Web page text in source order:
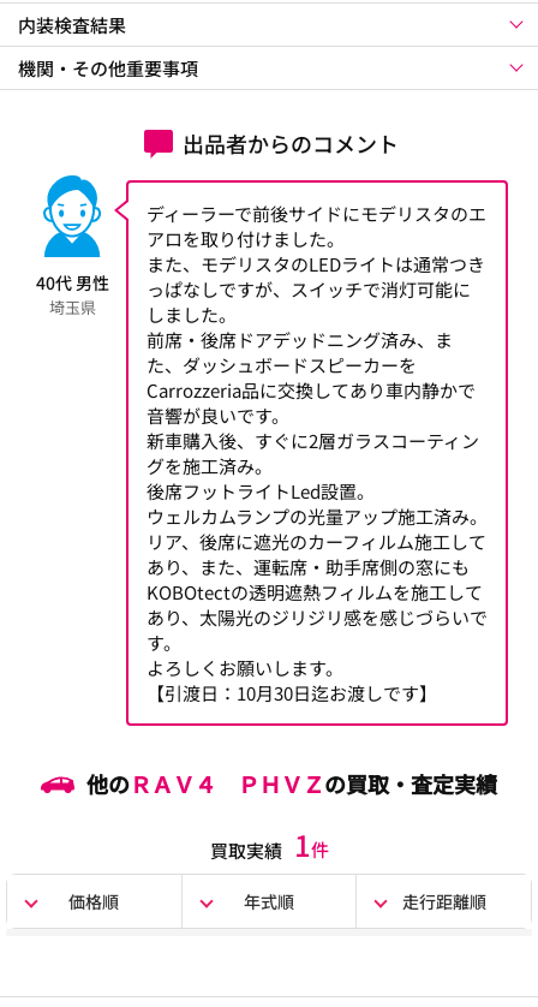
内装検査結果
機関・その他重要事項
出品者からのコメント
40代 男性
埼玉県
ディーラーで前後サイドにモデリスタのエ
アロを取り付けました。
また、モデリスタのLEDライトは通常つき
っぱなしですが、スイッチで消灯可能に
しました。
前席・後席ドアデッドニング済み、ま
た、ダッシュボードスピーカーを
Carrozzeria品に交換してあり車内静かで
音響が良いです。
新車購入後、すぐに2層ガラスコーティン
グを施工済み。
後席フットライトLed設置。
ウェルカムランプの光量アップ施工済み。
リア、後席に遮光のカーフィルム施工して
あり、また、運転席・助手席側の窓にも
KOBOtectの透明遮熱フィルムを施工して
あり、太陽光のジリジリ感を感じづらいで
す。
よろしくお願いします。
【引渡日：10月30日迄お渡しです】
他のＲＡＶ４ ＰＨＶＺの買取・査定実績
買取実績 1件
価格順 年式順 走行距離順